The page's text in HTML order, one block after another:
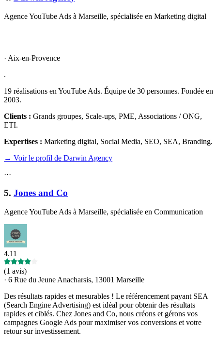
Agence YouTube Ads à Marseille, spécialisée en Marketing digital
· Aix-en-Provence
.
19 réalisations en YouTube Ads. Équipe de 30 personnes. Fondée en
2003.
Clients : Grands groupes, Scale-ups, PME, Associations / ONG,
ETI.
Expertises : Marketing digital, Social Media, SEO, SEA, Branding.
→ Voir le profil de Darwin Agency
···
5. Jones and Co
Agence YouTube Ads à Marseille, spécialisée en Communication
4.11
(1 avis)
· 6 Rue du Jeune Anacharsis, 13001 Marseille
Des résultats rapides et mesurables ! Le référencement payant SEA
(Search Engine Advertising) est idéal pour obtenir des résultats
rapides et ciblés. Chez Jones and Co, nous créons et gérons vos
campagnes Google Ads pour maximiser vos conversions et votre
retour sur investissement.